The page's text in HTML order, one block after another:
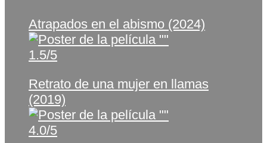
Atrapados en el abismo (2024)
1.5/5
Retrato de una mujer en llamas
(2019)
4.0/5